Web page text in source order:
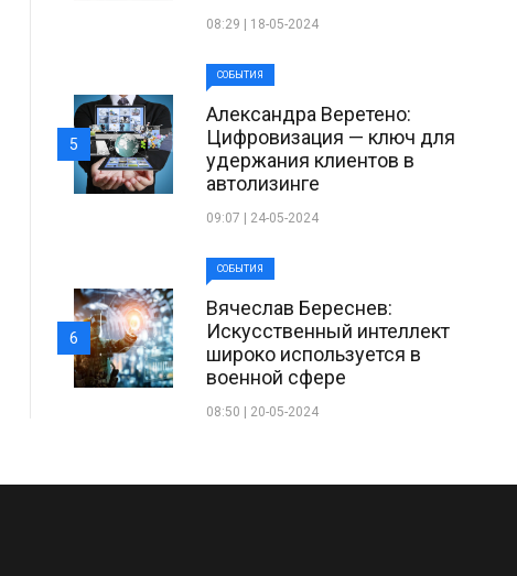
08:29 | 18-05-2024
СОБЫТИЯ
Александра Веретено:
Цифровизация — ключ для
удержания клиентов в
автолизинге
09:07 | 24-05-2024
5
СОБЫТИЯ
Вячеслав Береснев:
Искусственный интеллект
широко используется в
военной сфере
08:50 | 20-05-2024
6